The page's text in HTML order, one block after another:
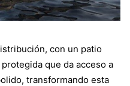
con un patio
que da acceso a
transformando esta